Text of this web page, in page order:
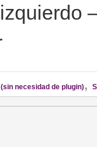
necesidad de plugin),